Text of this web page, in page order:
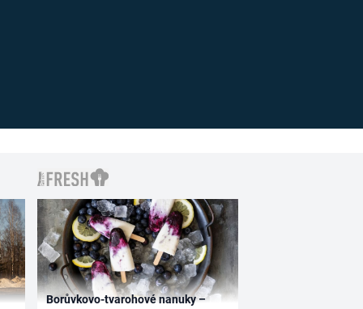
Borůvkovo-tvarohové nanuky –